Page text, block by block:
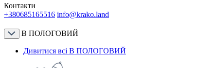
Контакти
+380685165516 info@krako.land
В ПОЛОГОВИЙ
Дивитися всі В ПОЛОГОВИЙ